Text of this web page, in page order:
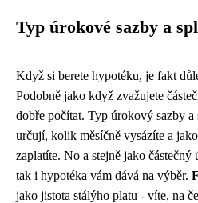
Typ úrokové sazby a
Když si berete hypotéku, je fakt
Podobně jako když zvažujete
dobře počítat. Typ úrokový sazby
určují, kolik měsíčně vysázíte a
zaplatíte. No a stejně jako částečný
tak i hypotéka vám dává na výběr.
jako jistota stálýho platu - víte, na